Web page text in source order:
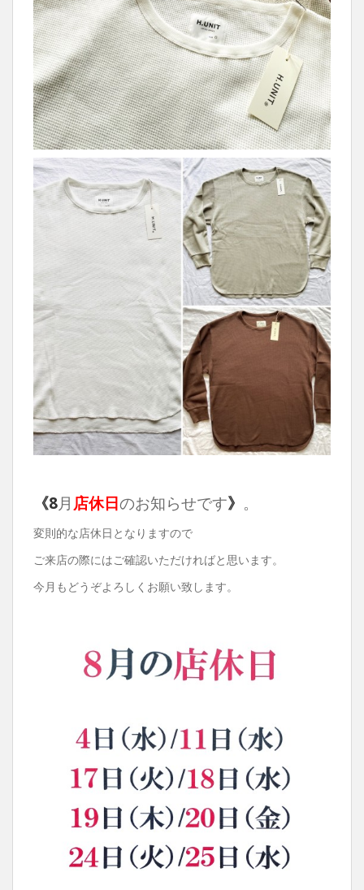
《8月 店休日のお知らせです》 。
変則的な店休日となりますので
ご来店の際にはご確認いただければと思います。
今月もどうぞよろしくお願い致します。